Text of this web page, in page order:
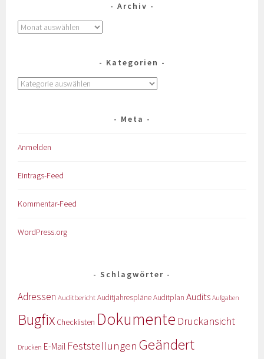
Archiv
Kategorien
Meta
Anmelden
Eintrags-Feed
Kommentar-Feed
WordPress.org
Schlagwörter
Adressen AuditberichtAuditjahrespläneAuditplan Audits Aufgaben
Bugfix Checklisten Dokumente Druckansicht
Drucken E-Mail Feststellungen Geändert